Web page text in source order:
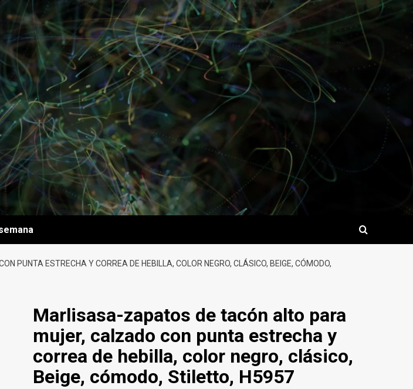
PUNTA ESTRECHA Y CORREA DE HEBILLA, COLOR NEGRO, CLÁSICO, BEIGE, CÓMODO,
Marlisasa-zapatos de tacón alto para
mujer, calzado con punta estrecha y
correa de hebilla, color negro, clásico,
Beige, cómodo, Stiletto, H5957